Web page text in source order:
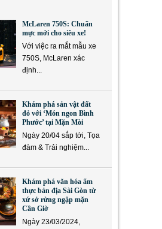
McLaren 750S: Chuẩn
mực mới cho siêu xe!
Với việc ra mắt mẫu xe
750S, McLaren xác
định...
Khám phá sản vật đất
đỏ với ‘Món ngon Bình
Phước’ tại Mặn Mòi
Ngày 20/04 sắp tới, Tọa
đàm & Trải nghiệm...
Khám phá văn hóa ẩm
thực bản địa Sài Gòn từ
xứ sở rừng ngập mặn
Cần Giờ
Ngày 23/03/2024,